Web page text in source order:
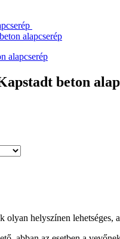
alapcserép
beton
olyan helyszínen